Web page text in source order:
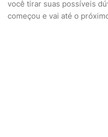
você tirar suas possíveis
começou e vai até o